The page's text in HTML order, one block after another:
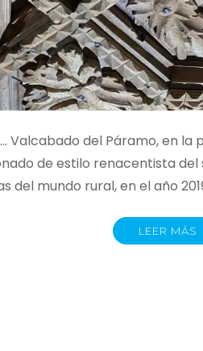
Valcabado del Páramo, en la
de estilo renacentista
del mundo rural, en el año
LEER MÁS